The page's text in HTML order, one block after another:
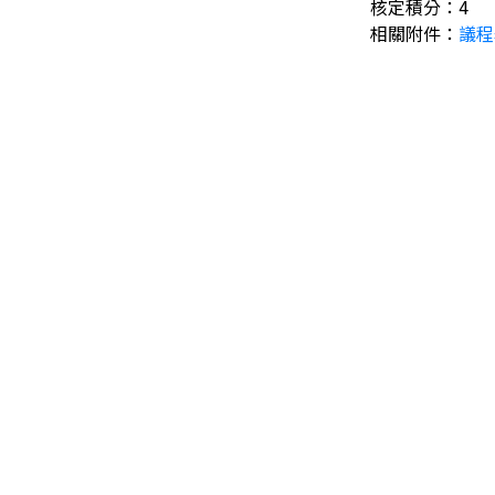
核定積分：4
相關附件： 議